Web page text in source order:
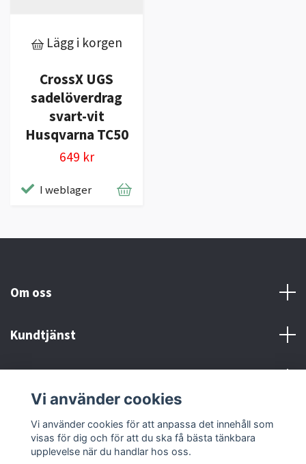
Lägg i korgen
CrossX UGS
sadelöverdrag
svart-vit
Husqvarna TC50
649 kr
I weblager
Om oss
Kundtjänst
Sociala medier
Vi använder cookies
Vi använder cookies för att anpassa det innehåll som
visas för dig och för att du ska få bästa tänkbara
upplevelse när du handlar hos oss.